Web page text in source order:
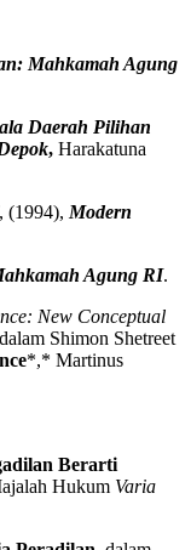
Mahkamah Agung
Daerah Pilihan
, Harakatuna
(1994), Modern
Agung RI.
New Conceptual
dalam Shimon Shetreet
*,* Martinus
Berarti
Hukum Varia